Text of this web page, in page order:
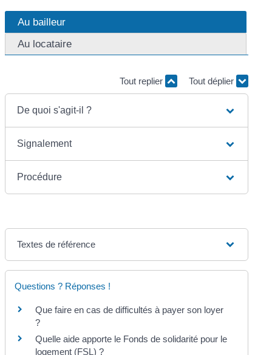
Au bailleur
Au locataire
Tout replier Tout déplier
De quoi s'agit-il ?
Signalement
Procédure
Textes de référence
Questions ? Réponses !
Que faire en cas de difficultés à payer son loyer
?
Quelle aide apporte le Fonds de solidarité pour le
logement (FSL) ?